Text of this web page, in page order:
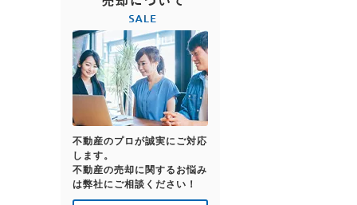
不動産のプロが誠実にご対応
します。
不動産の売却に関するお悩み
は弊社にご相談ください！